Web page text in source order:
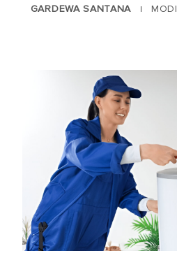
GARDEWA SANTANA |